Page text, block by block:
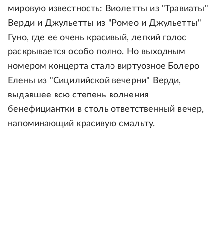
мировую известность: Виолетты из "Травиаты"
Верди и Джульетты из "Ромео и Джульетты"
Гуно, где ее очень красивый, легкий голос
раскрывается особо полно. Но выходным
номером концерта стало виртуозное Болеро
Елены из "Сицилийской вечерни" Верди,
выдавшее всю степень волнения
бенефициантки в столь ответственный вечер,
напоминающий красивую смальту.